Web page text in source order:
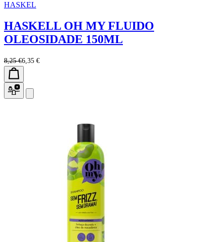
HASKEL
HASKELL OH MY FLUIDO
OLEOSIDADE 150ML
8,25 €6,35 €